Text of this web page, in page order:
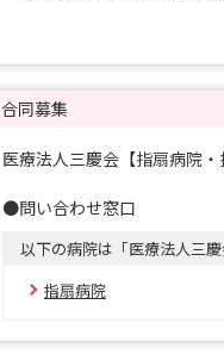
・様々な木々に囲まれ、落ち
合同募集
医療法人三慶会【指扇病院・
●問い合わせ窓口
以下の病院は「医療法人三
指扇病院